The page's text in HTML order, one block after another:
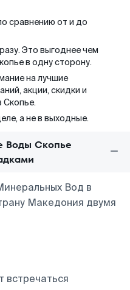
сравнению от и до
Это выгоднее чем
в одну сторону.
на лучшие
акции, скидки и
Скопье.
а не в выходные.
Воды Скопье
Вод в
Македония двумя
встречаться